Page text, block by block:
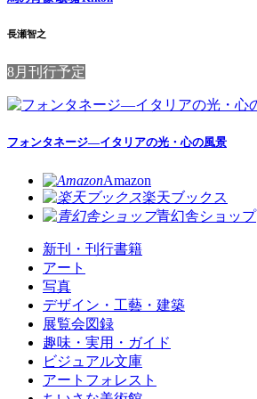
長瀬智之
8月刊行予定
フォンタネージ—イタリアの光・心の風景
Amazon
楽天ブックス
青幻舎ショップ
新刊・刊行書籍
アート
写真
デザイン・工藝・建築
展覧会図録
趣味・実用・ガイド
ビジュアル文庫
アートフォレスト